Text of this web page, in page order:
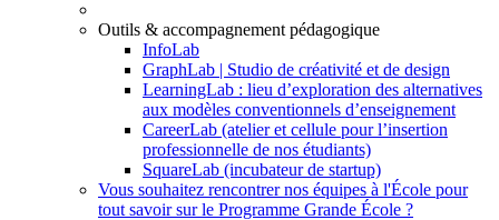
Outils & accompagnement pédagogique
InfoLab
GraphLab | Studio de créativité et de design
LearningLab : lieu d’exploration des alternatives
aux modèles conventionnels d’enseignement
CareerLab (atelier et cellule pour l’insertion
professionnelle de nos étudiants)
SquareLab (incubateur de startup)
Vous souhaitez rencontrer nos équipes à l'École pour
tout savoir sur le Programme Grande École ?